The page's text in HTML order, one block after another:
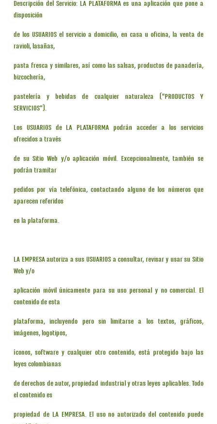
Descripción del Servicio: LA PLATAFORMA es una aplicación que pone a
disposición
de los USUARIOS el servicio a domicilio, en casa u oficina, la venta de
ravioli, lasañas,
pasta fresca y similares, así como las salsas, productos de panadería,
bizcochería,
pastelería y bebidas de cualquier naturaleza (“PRODUCTOS Y
SERVICIOS“).
Los USUARIOS de LA PLATAFORMA podrán acceder a los servicios
ofrecidos a través
de su Sitio Web y/o aplicación móvil. Excepcionalmente, también se
podrán tramitar
pedidos por vía telefónica, contactando alguno de los números que
aparecen referidos
en la plataforma.
LA EMPRESA autoriza a sus USUARIOS a consultar, revisar y usar su Sitio
Web y/o
aplicación móvil únicamente para su uso personal y no comercial. El
contenido de esta
plataforma, incluyendo pero sin limitarse a los textos, gráficos,
imágenes, logotipos,
íconos, software y cualquier otro contenido, está protegido bajo las
leyes colombianas
de derechos de autor, propiedad industrial y otras leyes aplicables. Todo
el contenido es
propiedad de LA EMPRESA. El uso no autorizado del contenido puede